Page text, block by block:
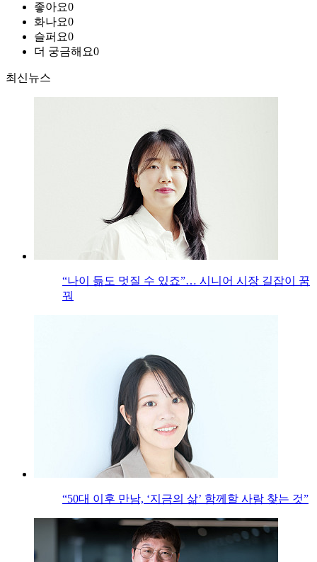
좋아요0
화나요0
슬퍼요0
더 궁금해요0
최신뉴스
“나이 듦도 멋질 수 있죠”… 시니어 시장 길잡이 꿈
꿔
“50대 이후 만남, ‘지금의 삶’ 함께할 사람 찾는 것”